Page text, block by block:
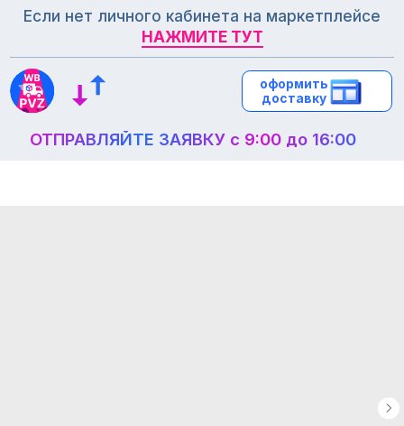
Если нет личного кабинета на маркетплейсе
НАЖМИТЕ ТУТ
оформить
доставку
НАЖМИТЕ ТУТ
оформить
доставку